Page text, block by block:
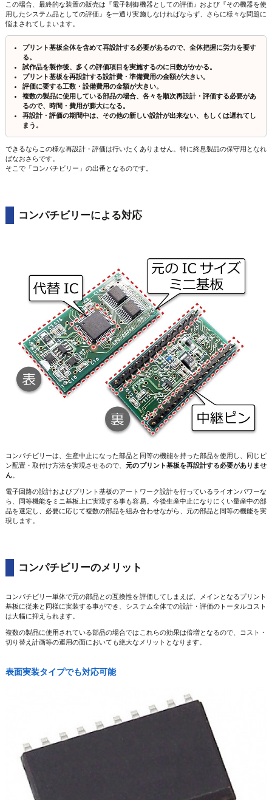
この場合、最終的な装置の販売は『電子制御機器としての評価』および『その機器を使
用したシステム品としての評価』を一通り実施しなければならず、さらに様々な問題に
悩まされてしまいます。
プリント基板全体を含めて再設計する必要があるので、全体把握に労力を要す
る。
試作品を製作後、多くの評価項目を実施するのに日数がかかる。
プリント基板を再設計する設計費・準備費用の金額が大きい。
評価に要する工数・設備費用の金額が大きい。
複数の製品に使用している部品の場合、各々を順次再設計・評価する必要があ
るので、時間・費用が膨大になる。
再設計・評価の期間中は、その他の新しい設計が出来ない、もしくは遅れてし
まう。
できるならこの様な再設計・評価は行いたくありません。特に終息製品の保守用となれ
ばなおさらです。
そこで「コンパチビリー」の出番となるのです。
コンパチビリーによる対応
コンパチビリーは、生産中止になった部品と同等の機能を持った部品を使用し、同じピ
ン配置・取付け方法を実現させるので、元のプリント基板を再設計する必要がありませ
ん。
電子回路の設計およびプリント基板のアートワーク設計を行っているライオンパワーな
ら、同等機能をミニ基板上に実現する事も容易。今後生産中止になりにくい量産中の部
品を選定し、必要に応じて複数の部品を組み合わせながら、元の部品と同等の機能を実
現します。
コンパチビリーのメリット
コンパチビリー単体で元の部品との互換性を評価してしまえば、メインとなるプリント
基板に従来と同様に実装する事ができ、システム全体での設計・評価のトータルコスト
は大幅に抑えられます。
複数の製品に使用されている部品の場合ではこれらの効果は倍増となるので、コスト・
切り替え計画等の運用の面においても絶大なメリットとなります。
表面実装タイプでも対応可能